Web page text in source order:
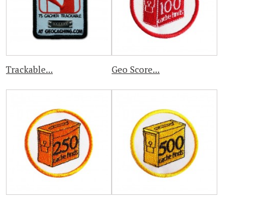
Trackable... Geo Score...